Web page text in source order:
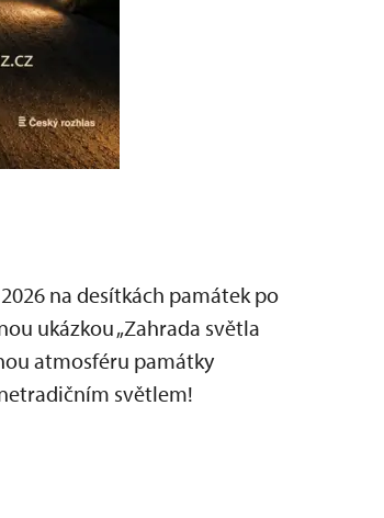
na desítkách památek po
ukázkou „Zahrada světla
atmosféru památky
světlem!